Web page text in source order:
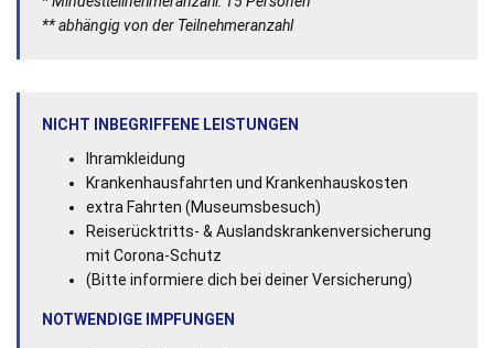
** abhängig von der Teilnehmeranzahl
NICHT INBEGRIFFENE LEISTUNGEN
Ihramkleidung
Krankenhausfahrten und Krankenhauskosten
extra Fahrten (Museumsbesuch)
Reiserücktritts- & Auslandskrankenversicherung
mit Corona-Schutz
(Bitte informiere dich bei deiner Versicherung)
NOTWENDIGE IMPFUNGEN